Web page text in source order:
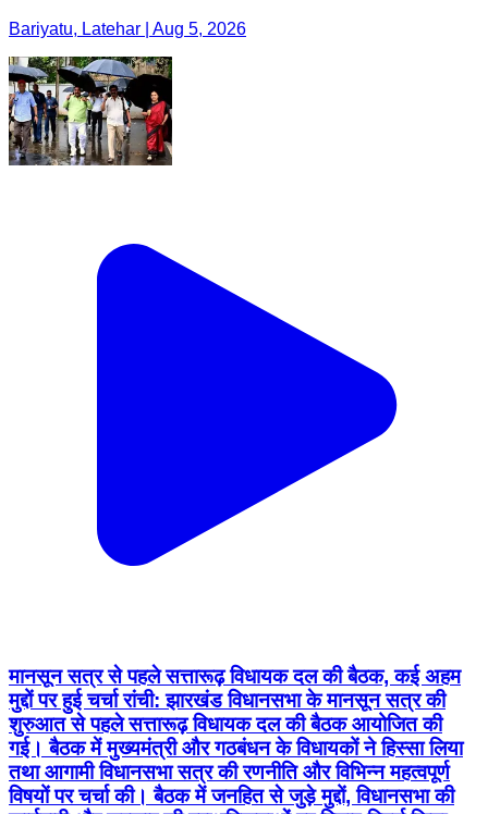
Bariyatu, Latehar | Aug 5, 2026
मानसून सत्र से पहले सत्तारूढ़ विधायक दल की बैठक, कई अहम
मुद्दों पर हुई चर्चा रांची: झारखंड विधानसभा के मानसून सत्र की
शुरुआत से पहले सत्तारूढ़ विधायक दल की बैठक आयोजित की
गई। बैठक में मुख्यमंत्री और गठबंधन के विधायकों ने हिस्सा लिया
तथा आगामी विधानसभा सत्र की रणनीति और विभिन्न महत्वपूर्ण
विषयों पर चर्चा की। बैठक में जनहित से जुड़े मुद्दों, विधानसभा की